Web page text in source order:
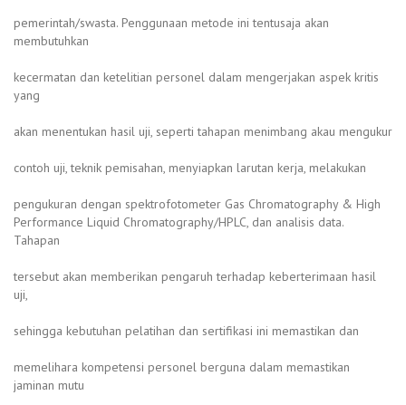
pemerintah/swasta. Penggunaan metode ini tentusaja akan
membutuhkan
kecermatan dan ketelitian personel dalam mengerjakan aspek kritis
yang
akan menentukan hasil uji, seperti tahapan menimbang akau mengukur
contoh uji, teknik pemisahan, menyiapkan larutan kerja, melakukan
pengukuran dengan spektrofotometer Gas Chromatography & High
Performance Liquid Chromatography/HPLC, dan analisis data.
Tahapan
tersebut akan memberikan pengaruh terhadap keberterimaan hasil
uji,
sehingga kebutuhan pelatihan dan sertifikasi ini memastikan dan
memelihara kompetensi personel berguna dalam memastikan
jaminan mutu